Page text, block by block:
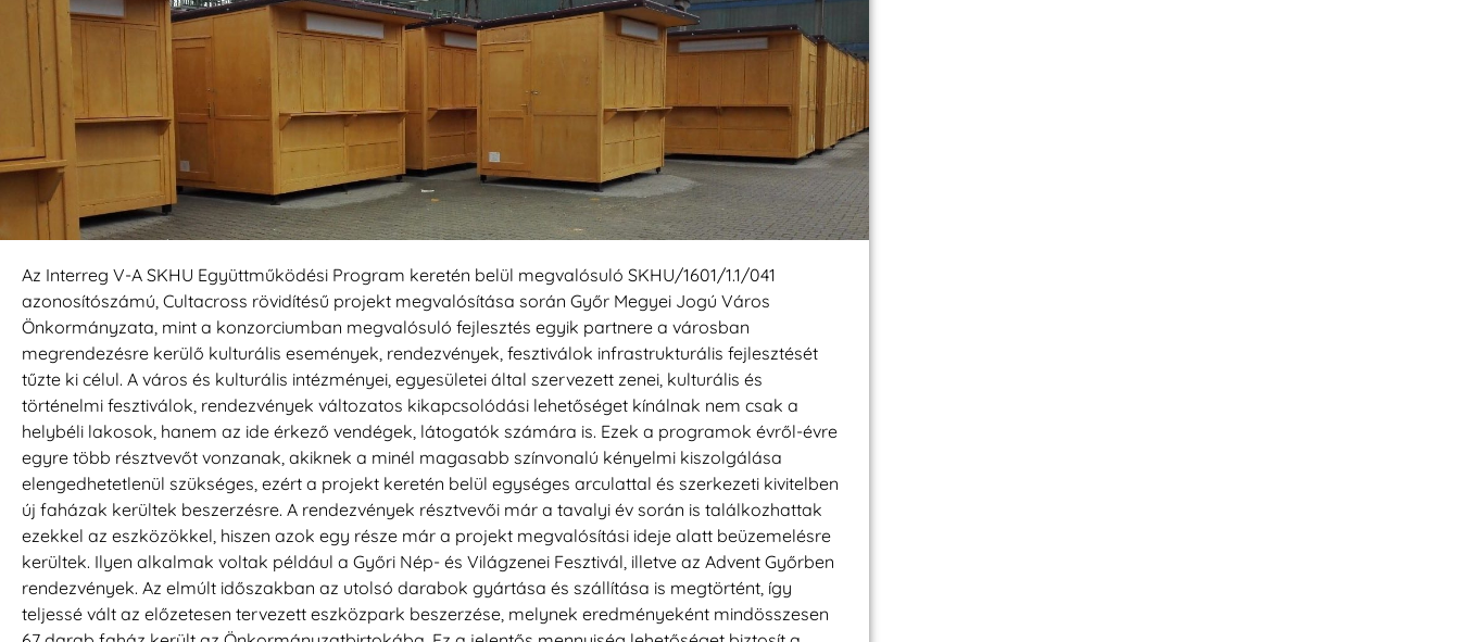
Az Interreg V-A SKHU Együttműködési Program keretén belül megvalósuló SKHU/1601/1.1/041
azonosítószámú, Cultacross rövidítésű projekt megvalósítása során Győr Megyei Jogú Város
Önkormányzata, mint a konzorciumban megvalósuló fejlesztés egyik partnere a városban
megrendezésre kerülő kulturális események, rendezvények, fesztiválok infrastrukturális fejlesztését
tűzte ki célul. A város és kulturális intézményei, egyesületei által szervezett zenei, kulturális és
történelmi fesztiválok, rendezvények változatos kikapcsolódási lehetőséget kínálnak nem csak a
helybéli lakosok, hanem az ide érkező vendégek, látogatók számára is. Ezek a programok évről-évre
egyre több résztvevőt vonzanak, akiknek a minél magasabb színvonalú kényelmi kiszolgálása
elengedhetetlenül szükséges, ezért a projekt keretén belül egységes arculattal és szerkezeti kivitelben
új faházak kerültek beszerzésre. A rendezvények résztvevői már a tavalyi év során is találkozhattak
ezekkel az eszközökkel, hiszen azok egy része már a projekt megvalósítási ideje alatt beüzemelésre
kerültek. Ilyen alkalmak voltak például a Győri Nép- és Világzenei Fesztivál, illetve az Advent Győrben
rendezvények. Az elmúlt időszakban az utolsó darabok gyártása és szállítása is megtörtént, így
teljessé vált az előzetesen tervezett eszközpark beszerzése, melynek eredményeként mindösszesen